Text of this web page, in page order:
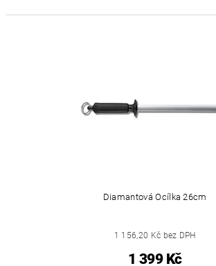
Diamantová Ocílka 26cm
1 156,20 Kč bez DPH
1 399 Kč